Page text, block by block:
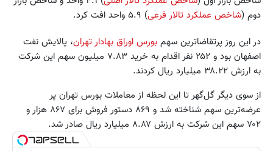
دوم (شاخص عملکرد تالار فرعی) ۵.۹ واحد افت کرد.
در این روز پرتقاضاترین سهم بورس اوراق بهادار تهران، پالایش نفت
اصفهان بود و ۲۵۲ نفر اقدام به خرید ۷.۸۳ میلیون سهم این شرکت
به ارزش ۳۸.۲۲ میلیارد ریال کردند.
از سوی دیگر گل‌گهر تا این لحظه از معاملات بورس تهران پر
عرضه‌ترین سهم شناخته شد و ۸۶۹ دستور فروش برای ۸۶۷ هزار و
۷۰۲ سهم این شرکت به ارزش ۸.۸۷ میلیارد ریال صادر شد.